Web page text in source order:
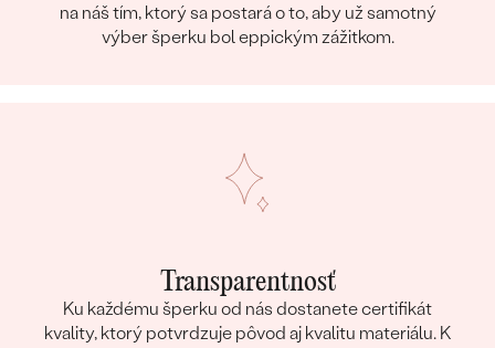
na náš tím, ktorý sa postará o to, aby už samotný
výber šperku bol eppickým zážitkom.
Transparentnosť
Ku každému šperku od nás dostanete certifikát
kvality, ktorý potvrdzuje pôvod aj kvalitu materiálu. K